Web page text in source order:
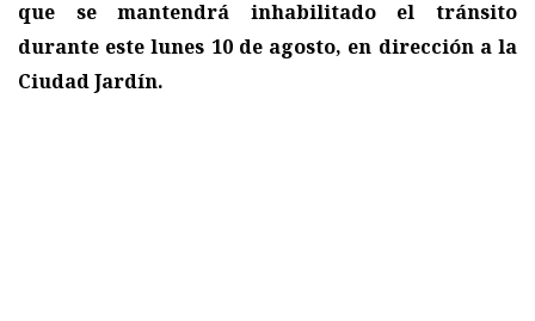
que se mantendrá inhabilitado el tránsito
durante este lunes 10 de agosto, en dirección a la
Ciudad Jardín.